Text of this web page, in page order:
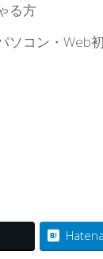
る方
コン・
Hatena